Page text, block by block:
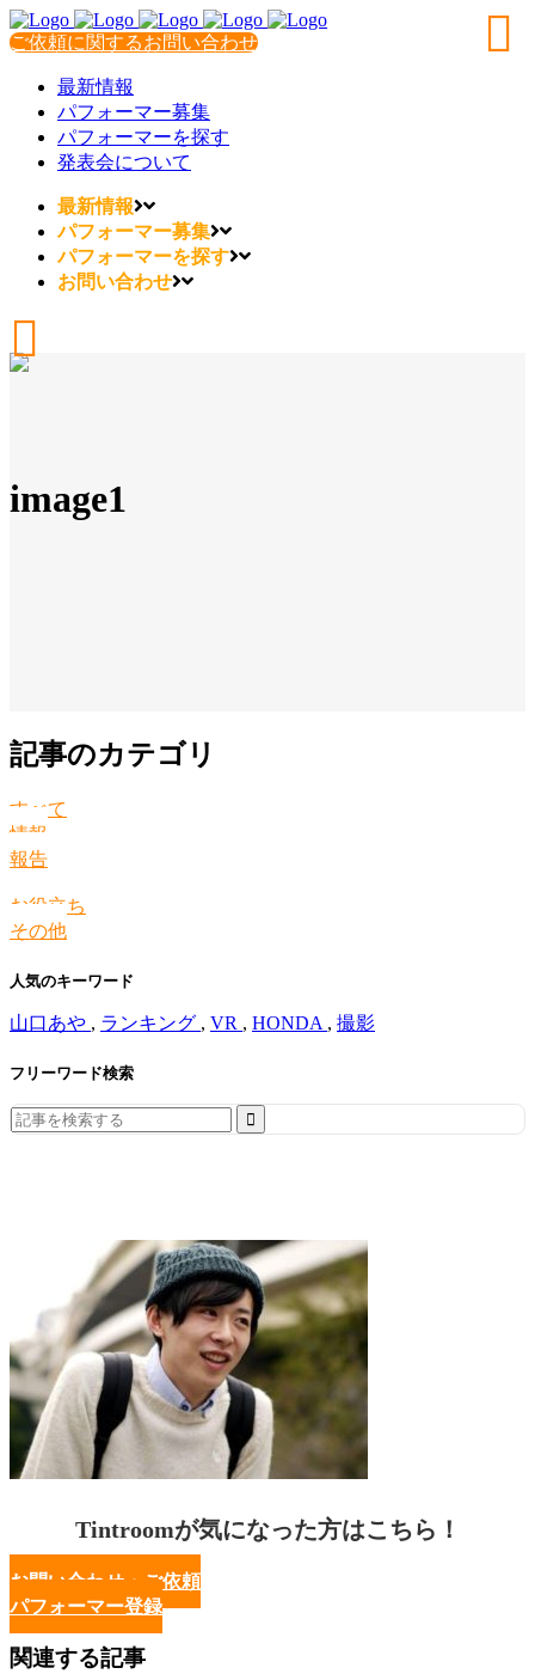
ご依頼に関するお問い合わせ
最新情報
パフォーマー募集
パフォーマーを探す
発表会について
最新情報
パフォーマー募集
パフォーマーを探す
お問い合わせ
image1
記事のカテゴリ
すべて
情報
報告
お役立ち
その他
人気のキーワード
山口あや , ランキング , VR , HONDA , 撮影
フリーワード検索
Search
for:
Tintroomが気になった方はこちら！
お問い合わせ・ご依頼
パフォーマー登録
関連する記事